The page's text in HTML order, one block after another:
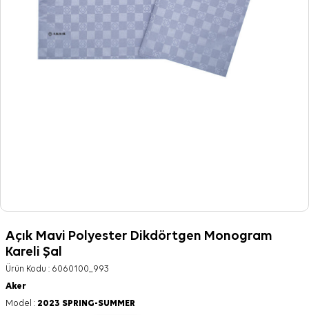
Açık Mavi Polyester Dikdörtgen Monogram
Kareli Şal
Ürün Kodu : 6060100_993
Aker
Model : 2023 SPRING-SUMMER